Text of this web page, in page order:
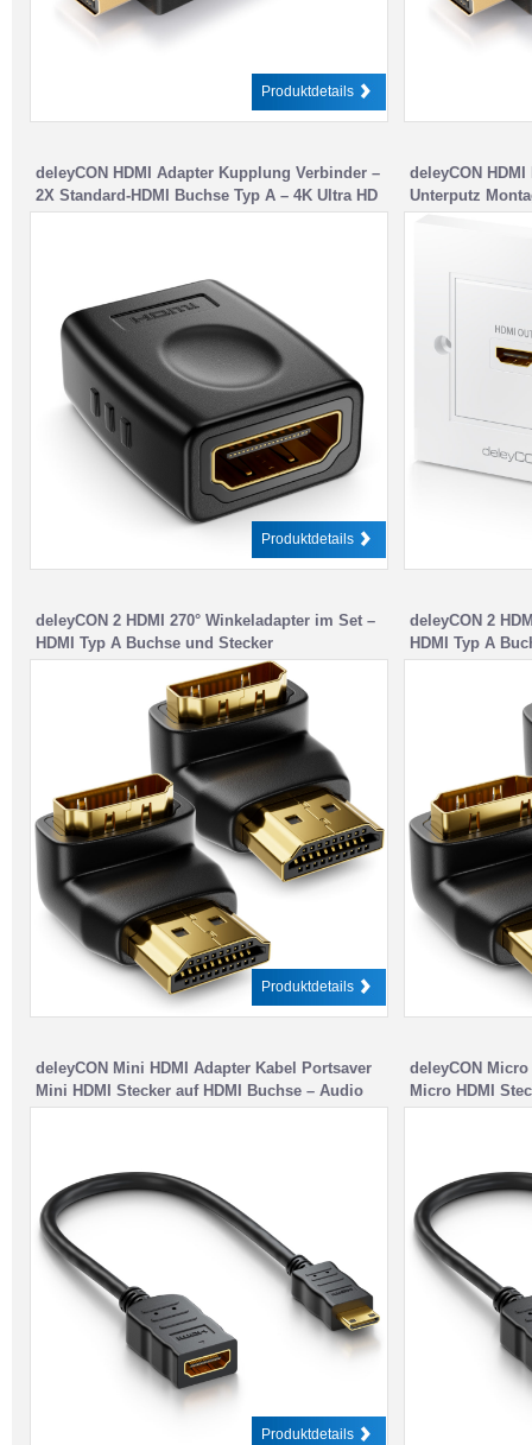
Produktdetails
deleyCON HDMI Adapter Kupplung Verbinder –
2X Standard-HDMI Buchse Typ A – 4K Ultra HD
UHD 3D Full HD
Produktdetails
deleyCON
Unterputz
deleyCON 2 HDMI 270° Winkeladapter im Set –
HDMI Typ A Buchse und Stecker
Produktdetails
deleyCON 2
HDMI Typ A
deleyCON Mini HDMI Adapter Kabel Portsaver
Mini HDMI Stecker auf HDMI Buchse – Audio
Video Übertragung 4K UHD 2160p Full HD
Produktdetails
deleyCON
Micro HDMI
Video